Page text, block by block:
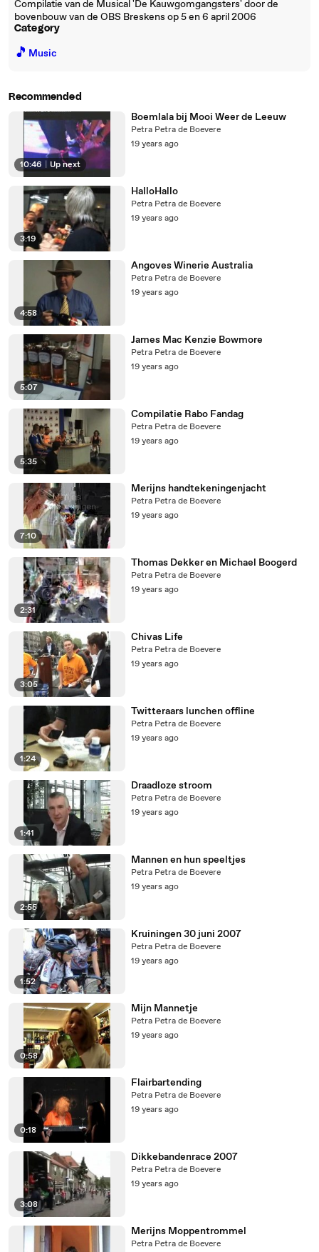
Compilatie van de Musical 'De Kauwgomgangsters' door de
bovenbouw van de OBS Breskens op 5 en 6 april 2006
Category
🎵 Music
Recommended
10:46 Up next
Boemlala bij Mooi Weer de Leeuw
Petra Petra de Boevere
19 years ago
3:19
HalloHallo
Petra Petra de Boevere
19 years ago
4:58
Angoves Winerie Australia
Petra Petra de Boevere
19 years ago
5:07
James Mac Kenzie Bowmore
Petra Petra de Boevere
19 years ago
5:35
Compilatie Rabo Fandag
Petra Petra de Boevere
19 years ago
7:10
Merijns handtekeningenjacht
Petra Petra de Boevere
19 years ago
2:31
Thomas Dekker en Michael Boogerd
Petra Petra de Boevere
19 years ago
3:05
Chivas Life
Petra Petra de Boevere
19 years ago
1:24
Twitteraars lunchen offline
Petra Petra de Boevere
19 years ago
1:41
Draadloze stroom
Petra Petra de Boevere
19 years ago
2:55
Mannen en hun speeltjes
Petra Petra de Boevere
19 years ago
1:52
Kruiningen 30 juni 2007
Petra Petra de Boevere
19 years ago
0:58
Mijn Mannetje
Petra Petra de Boevere
19 years ago
0:18
Flairbartending
Petra Petra de Boevere
19 years ago
3:08
Dikkebandenrace 2007
Petra Petra de Boevere
19 years ago
Merijns Moppentrommel
Petra Petra de Boevere